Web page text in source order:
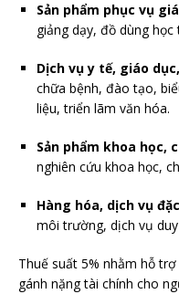
Sản phẩm phục vụ
giảng dạy, đồ dùng học
Dịch vụ y tế, giáo
chữa bệnh, đào tạo,
liệu, triển lãm văn hóa.
Sản phẩm khoa học,
nghiên cứu khoa học,
Hàng hóa, dịch vụ
môi trường, dịch vụ
Thuế suất 5% nhằm hỗ
gánh nặng tài chính cho